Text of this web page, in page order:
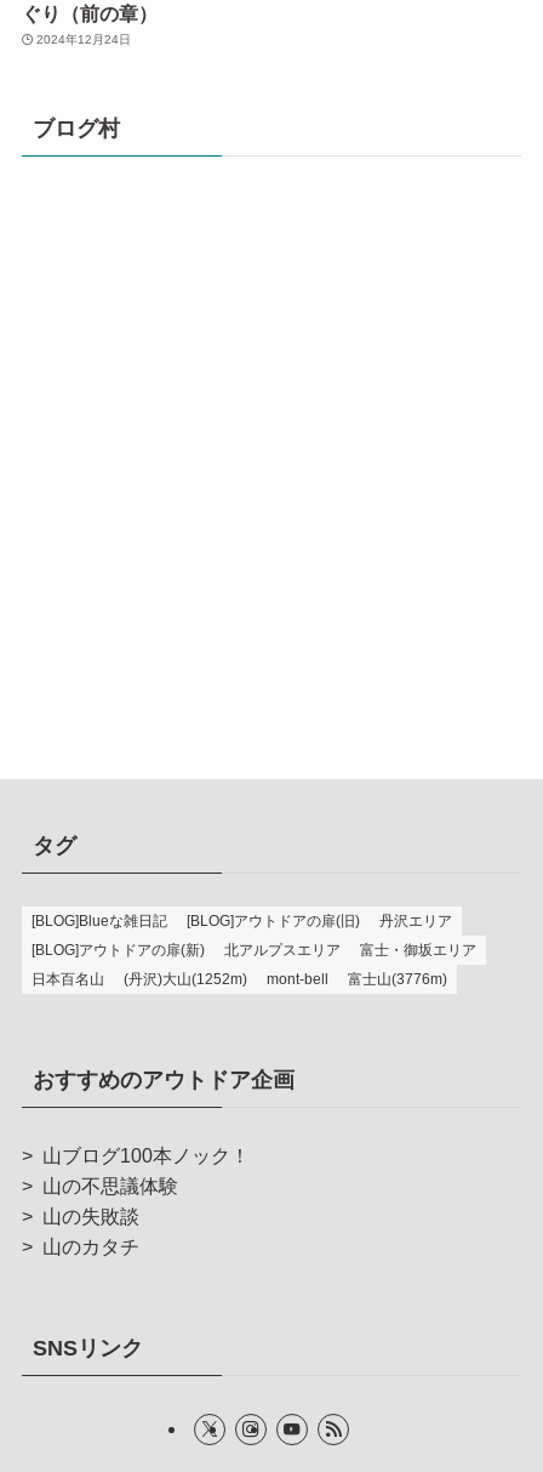
ぐり（前の章）
2024年12月24日
ブログ村
タグ
[BLOG]Blueな雑日記 [BLOG]アウトドアの扉(旧)
丹沢エリア
[BLOG]アウトドアの扉(新)
北アルプスエリア
富士・御坂エリア
日本百名山
(丹沢)大山(1252m) mont-bell 富士山(3776m)
おすすめのアウトドア企画
> 山ブログ100本ノック！
> 山の不思議体験
> 山の失敗談
> 山のカタチ
SNSリンク